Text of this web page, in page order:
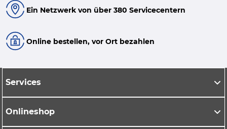
Ein Netzwerk von über 380 Servicecentern
Online bestellen, vor Ort bezahlen
Services
Onlineshop